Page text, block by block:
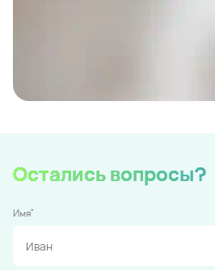
Остались вопросы?
Имя*